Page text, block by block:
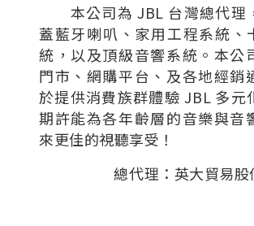
本公司為 JBL 台灣總代理
蓋藍牙喇叭、家用工程系統、
統，以及頂級音響系統。本公
門市、網購平台、及各地經銷
於提供消費族群體驗 JBL 多元
期許能為各年齡層的音樂與音
來更佳的視聽享受！
總代理：英大貿易股